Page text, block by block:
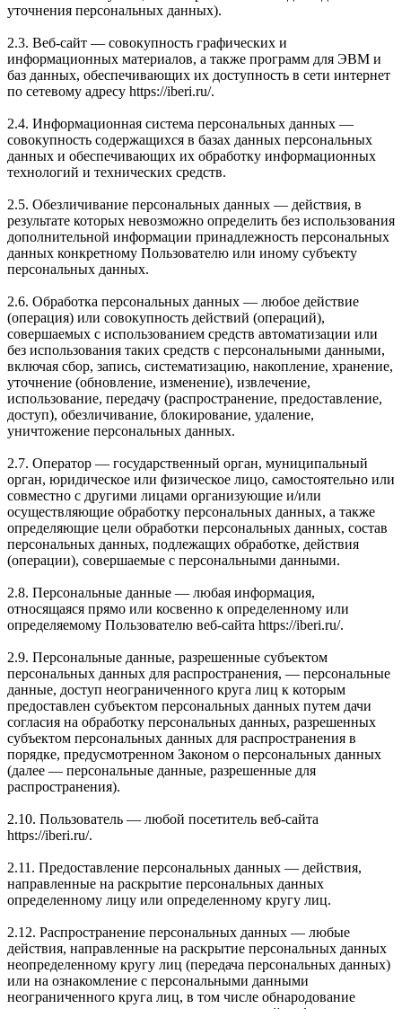
уточнения персональных данных).
2.3. Веб-сайт — совокупность графических и
информационных материалов, а также программ для ЭВМ и
баз данных, обеспечивающих их доступность в сети интернет
по сетевому адресу https://iberi.ru/.
2.4. Информационная система персональных данных —
совокупность содержащихся в базах данных персональных
данных и обеспечивающих их обработку информационных
технологий и технических средств.
2.5. Обезличивание персональных данных — действия, в
результате которых невозможно определить без использования
дополнительной информации принадлежность персональных
данных конкретному Пользователю или иному субъекту
персональных данных.
2.6. Обработка персональных данных — любое действие
(операция) или совокупность действий (операций),
совершаемых с использованием средств автоматизации или
без использования таких средств с персональными данными,
включая сбор, запись, систематизацию, накопление, хранение,
уточнение (обновление, изменение), извлечение,
использование, передачу (распространение, предоставление,
доступ), обезличивание, блокирование, удаление,
уничтожение персональных данных.
2.7. Оператор — государственный орган, муниципальный
орган, юридическое или физическое лицо, самостоятельно или
совместно с другими лицами организующие и/или
осуществляющие обработку персональных данных, а также
определяющие цели обработки персональных данных, состав
персональных данных, подлежащих обработке, действия
(операции), совершаемые с персональными данными.
2.8. Персональные данные — любая информация,
относящаяся прямо или косвенно к определенному или
определяемому Пользователю веб-сайта https://iberi.ru/.
2.9. Персональные данные, разрешенные субъектом
персональных данных для распространения, — персональные
данные, доступ неограниченного круга лиц к которым
предоставлен субъектом персональных данных путем дачи
согласия на обработку персональных данных, разрешенных
субъектом персональных данных для распространения в
порядке, предусмотренном Законом о персональных данных
(далее — персональные данные, разрешенные для
распространения).
2.10. Пользователь — любой посетитель веб-сайта
https://iberi.ru/.
2.11. Предоставление персональных данных — действия,
направленные на раскрытие персональных данных
определенному лицу или определенному кругу лиц.
2.12. Распространение персональных данных — любые
действия, направленные на раскрытие персональных данных
неопределенному кругу лиц (передача персональных данных)
или на ознакомление с персональными данными
неограниченного круга лиц, в том числе обнародование